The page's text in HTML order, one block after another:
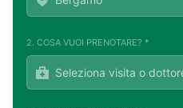
2. COSA VUOI PRENOTARE? *